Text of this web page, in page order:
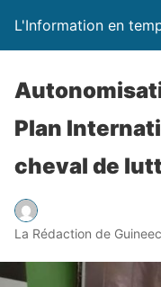
L'Information en
Plan
cheval de
La Rédaction de